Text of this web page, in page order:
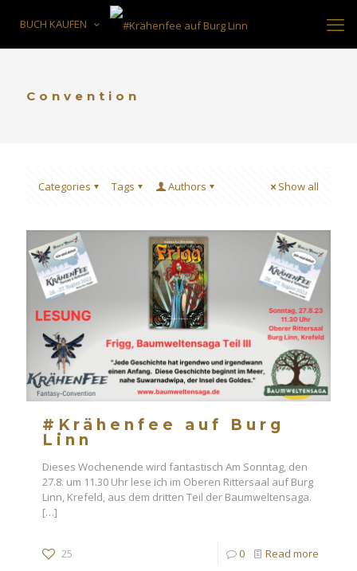
BUCH KAUFEN
Convention
Categories Tags Authors Show all
#Krähenfee auf Burg
Linn
Dieses Wochenende wird fantastisch Am Sonntag, den
27.8. um 11.30 Uhr lese ich im Oberen Rittersaal auf Burg
Linn, Krefeld, aus dem dritten Teil der Baumweltensaga.
[…]
25 0 Read more